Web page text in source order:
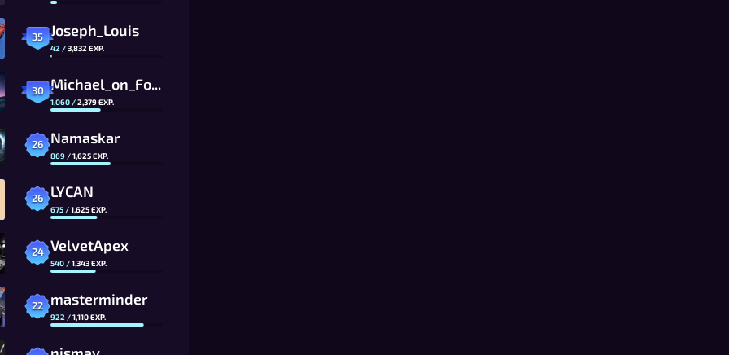
35 Joseph_Louis
42 /3,832 EXP.
30 Michael_on_Foony
1,060 /2,379EXP.
26 Namaskar
869 /1,625EXP.
26 LYCAN
675 /1,625EXP.
24 VelvetApex
540 /1,343EXP.
22 masterminder
922 /1,110EXP.